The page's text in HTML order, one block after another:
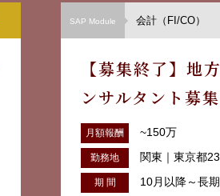
SAP Module 会計（FI/CO）
【募集終了】地
ンサルタント募集
月額報酬 ~150万
勤務地 関東｜東京都
期 間
10月以降～長期